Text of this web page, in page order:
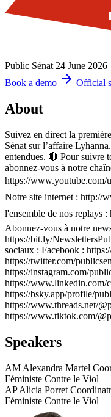
Public Sénat 24 June 2026
Book a demo
Official
About
Suivez en direct la
Sénat sur l’affaire
entendues. 🔴 Pour suivre
abonnez-vous à notre
https://www.youtube.com/
Notre site internet : http://
l'ensemble de nos replays
Abonnez-vous à notre
https://bit.ly/
sociaux : Facebook :
https://twitter.com/
https://instagram.com/
https://www.linkedin.com/
https://bsky.app/profile/
https://www.threads.net/
https://www.tiktok.com/
Speakers
AM Alexandra Martel
Féministe Contre le Viol
AP Alicia Porret
Féministe Contre le Viol